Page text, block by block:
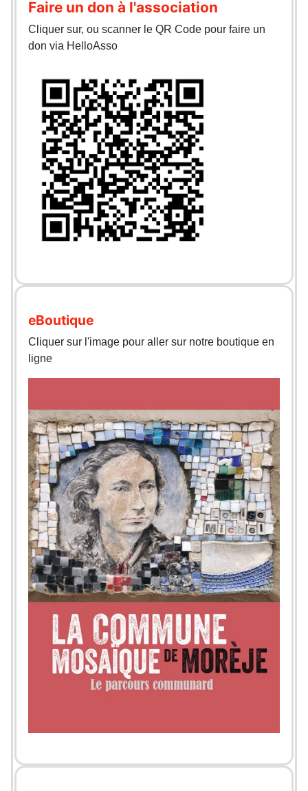
Faire un don à l'association
Cliquer sur, ou scanner le QR Code pour faire un
don via HelloAsso
eBoutique
Cliquer sur l'image pour aller sur notre boutique en
ligne